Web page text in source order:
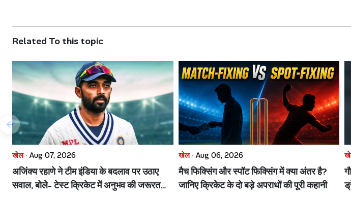
Related To this topic
खेल · Aug 07, 2026
अजिंक्य रहाणे ने टीम इंडिया के बदलाव पर उठाए
सवाल, बोले- टेस्ट क्रिकेट में अनुभव की जरूरत
खेल · Aug 06, 2026
मैच फिक्सिंग और स्पॉट फिक्सिंग में क्या अंतर है?
जानिए क्रिकेट के दो बड़े अपराधों की पूरी कहानी